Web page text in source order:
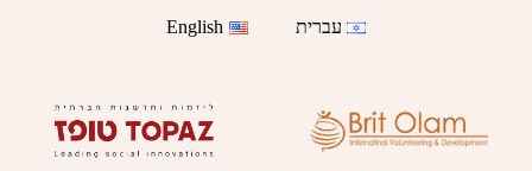
עברית English